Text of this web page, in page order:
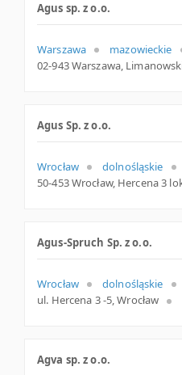
Agus sp. z o.o.
Warszawa
mazowieckie
Agus Sp. z o.o.
Wrocław
dolnośląskie
Agus-Spruch Sp. z o.o.
Wrocław
dolnośląskie
ul. Hercena 3 -5, Wrocław
Agva sp. z o.o.